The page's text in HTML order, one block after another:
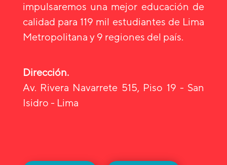
impulsaremos una mejor educación de
calidad para 119 mil estudiantes de Lima
Metropolitana y 9 regiones del país.
Dirección.
Av. Rivera Navarrete 515, Piso 19 - San
Isidro - Lima